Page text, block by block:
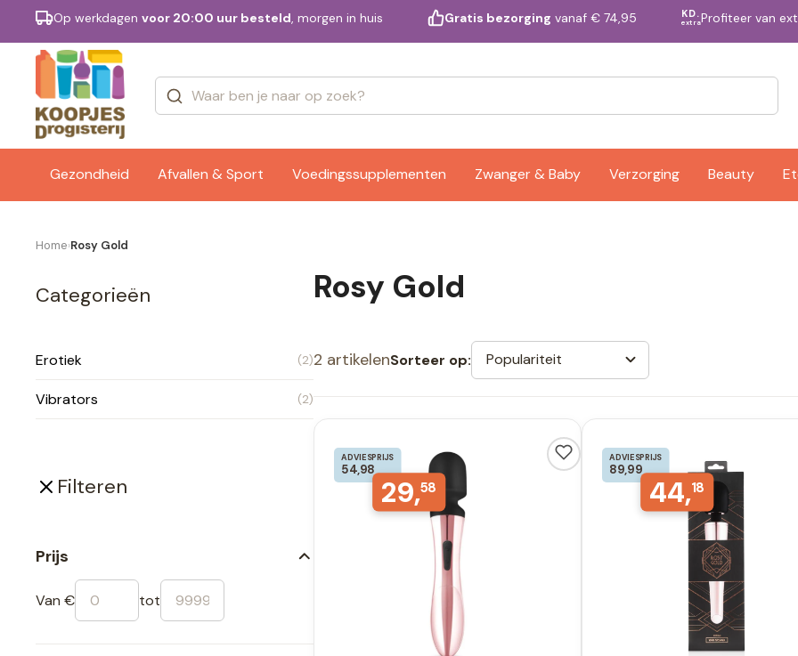
Op werkdagen voor 20:00 uur besteld, morgen in huis Gratis bezorging vanaf € 74,95 KD.
extraProfiteer van
Gezondheid Afvallen & Sport Voedingssupplementen Zwanger & Baby Verzorging Beauty
Merken
Home›Rosy Gold
Categorieën
Erotiek (2)
Vibrators (2)
Filteren
Prijs
Van € tot
Rosy Gold
2 artikelenSorteer op: Populariteit
ADVIESPRIJS
54,98
29,58
ADVIESPRIJS
89,99
44,18